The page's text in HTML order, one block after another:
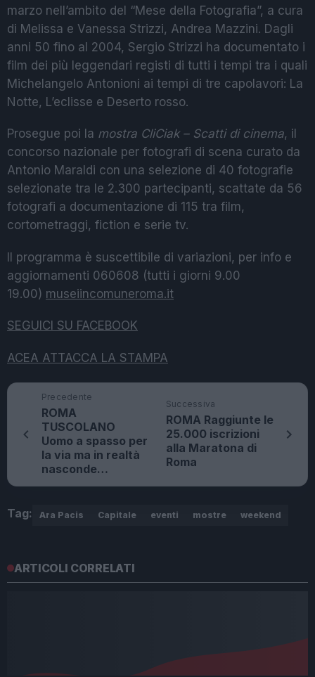
marzo nell’ambito del “Mese della Fotografia”, a cura
di Melissa e Vanessa Strizzi, Andrea Mazzini. Dagli
anni 50 fino al 2004, Sergio Strizzi ha documentato i
film dei più leggendari registi di tutti i tempi tra i quali
Michelangelo Antonioni ai tempi di tre capolavori: La
Notte, L’eclisse e Deserto rosso.
Prosegue poi la mostra CliCiak – Scatti di cinema, il
concorso nazionale per fotografi di scena curato da
Antonio Maraldi con una selezione di 40 fotografie
selezionate tra le 2.300 partecipanti, scattate da 56
fotografi a documentazione di 115 tra film,
cortometraggi, fiction e serie tv.
Il programma è suscettibile di variazioni, per info e
aggiornamenti 060608 (tutti i giorni 9.00
19.00) museiincomuneroma.it
SEGUICI SU FACEBOOK
ACEA ATTACCA LA STAMPA
Precedente
ROMA
TUSCOLANO
Uomo a spasso per
la via ma in realtà
nasconde…
Successiva
ROMA Raggiunte le
25.000 iscrizioni
alla Maratona di
Roma
Tag: Ara Pacis Capitale eventi mostre weekend
ARTICOLI CORRELATI